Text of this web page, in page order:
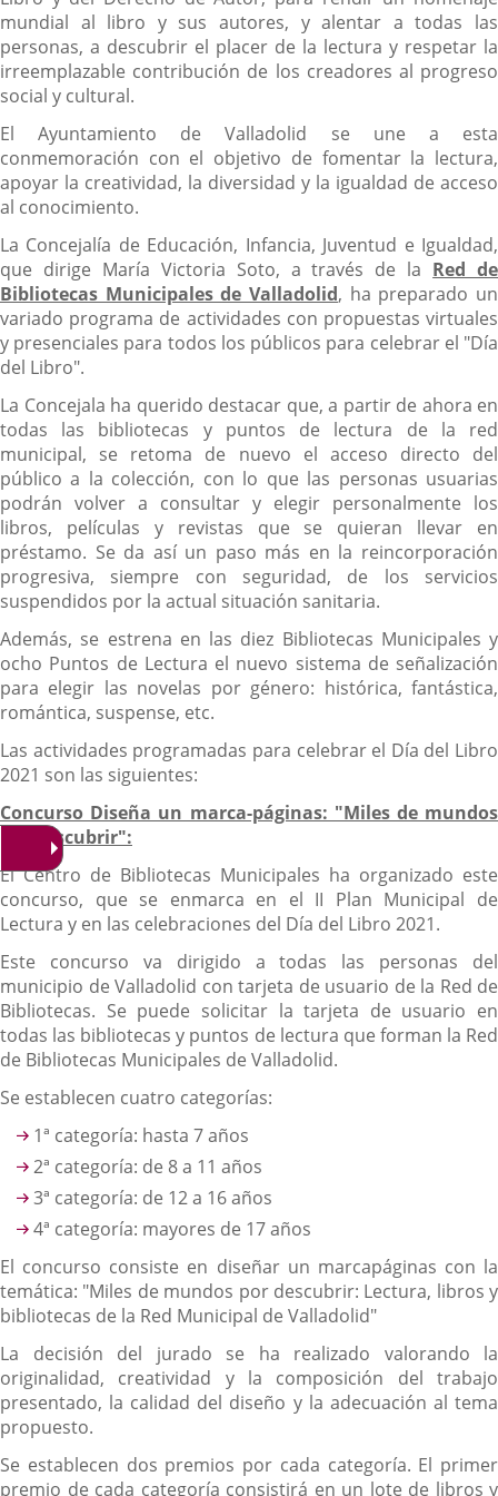
mundial al libro y sus autores, y alentar a todas las
personas, a descubrir el placer de la lectura y respetar la
irreemplazable contribución de los creadores al progreso
social y cultural.
El Ayuntamiento de Valladolid se une a esta
conmemoración con el objetivo de fomentar la lectura,
apoyar la creatividad, la diversidad y la igualdad de acceso
al conocimiento.
La Concejalía de Educación, Infancia, Juventud e Igualdad,
que dirige María Victoria Soto, a través de la Red de
Bibliotecas Municipales de Valladolid, ha preparado un
variado programa de actividades con propuestas virtuales
y presenciales para todos los públicos para celebrar el "Día
del Libro".
La Concejala ha querido destacar que, a partir de ahora en
todas las bibliotecas y puntos de lectura de la red
municipal, se retoma de nuevo el acceso directo del
público a la colección, con lo que las personas usuarias
podrán volver a consultar y elegir personalmente los
libros, películas y revistas que se quieran llevar en
préstamo. Se da así un paso más en la reincorporación
progresiva, siempre con seguridad, de los servicios
suspendidos por la actual situación sanitaria.
Además, se estrena en las diez Bibliotecas Municipales y
ocho Puntos de Lectura el nuevo sistema de señalización
para elegir las novelas por género: histórica, fantástica,
romántica, suspense, etc.
Las actividades programadas para celebrar el Día del Libro
2021 son las siguientes:
Concurso Diseña un marca-páginas: "Miles de mundos
por descubrir":
El Centro de Bibliotecas Municipales ha organizado este
concurso, que se enmarca en el II Plan Municipal de
Lectura y en las celebraciones del Día del Libro 2021.
Este concurso va dirigido a todas las personas del
municipio de Valladolid con tarjeta de usuario de la Red de
Bibliotecas. Se puede solicitar la tarjeta de usuario en
todas las bibliotecas y puntos de lectura que forman la Red
de Bibliotecas Municipales de Valladolid.
Se establecen cuatro categorías:
1ª categoría: hasta 7 años
2ª categoría: de 8 a 11 años
3ª categoría: de 12 a 16 años
4ª categoría: mayores de 17 años
El concurso consiste en diseñar un marcapáginas con la
temática: "Miles de mundos por descubrir: Lectura, libros y
bibliotecas de la Red Municipal de Valladolid"
La decisión del jurado se ha realizado valorando la
originalidad, creatividad y la composición del trabajo
presentado, la calidad del diseño y la adecuación al tema
propuesto.
Se establecen dos premios por cada categoría. El primer
premio de cada categoría consistirá en un lote de libros y